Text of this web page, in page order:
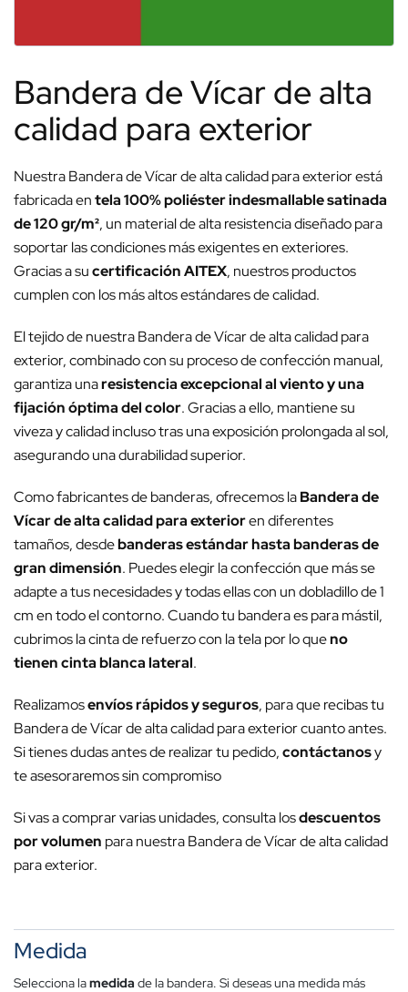
Bandera de Vícar de alta
calidad para exterior
Nuestra Bandera de Vícar de alta calidad para exterior está
fabricada entela 100% poliéster indesmallable satinada
de 120 gr/m², un material de alta resistencia diseñado para
soportar las condiciones más exigentes en exteriores.
Gracias a sucertificación AITEX, nuestros productos
cumplen con los más altos estándares de calidad.
El tejido de nuestra Bandera de Vícar de alta calidad para
exterior, combinado con su proceso de confección manual,
garantiza unaresistencia excepcional al viento y una
fijación óptima del color. Gracias a ello, mantiene su
viveza y calidad incluso tras una exposición prolongada al sol,
asegurando una durabilidad superior.
Como fabricantes de banderas, ofrecemos laBandera de
Vícar de alta calidad para exterioren diferentes
tamaños, desdebanderas estándar hasta banderas de
gran dimensión. Puedes elegir la confección que más se
adapte a tus necesidades y todas ellas con un dobladillo de 1
cm en todo el contorno. Cuando tu bandera es para mástil,
cubrimos la cinta de refuerzo con la tela por lo queno
tienen cinta blanca lateral.
Realizamosenvíos rápidos y seguros, para que recibas tu
Bandera de Vícar de alta calidad para exterior cuanto antes.
Si tienes dudas antes de realizar tu pedido,contáctanosy
te asesoraremos sin compromiso
Si vas a comprar varias unidades, consulta losdescuentos
por volumen para nuestra Bandera de Vícar de alta calidad
para exterior.
Medida
Selecciona lamedida de la bandera. Si deseas una medida más